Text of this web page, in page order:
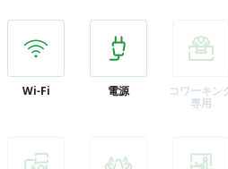
Wi-Fi 電源
コワーキン
専用